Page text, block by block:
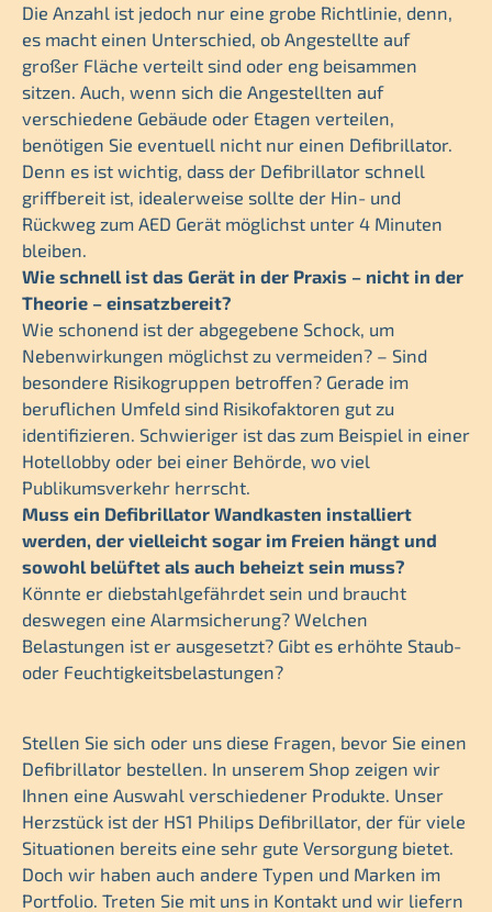
Die Anzahl ist jedoch nur eine grobe Richtlinie, denn,
es macht einen Unterschied, ob Angestellte auf
großer Fläche verteilt sind oder eng beisammen
sitzen. Auch, wenn sich die Angestellten auf
verschiedene Gebäude oder Etagen verteilen,
benötigen Sie eventuell nicht nur einen Defibrillator.
Denn es ist wichtig, dass der Defibrillator schnell
griffbereit ist, idealerweise sollte der Hin- und
Rückweg zum AED Gerät möglichst unter 4 Minuten
bleiben.
Wie schnell ist das Gerät in der Praxis – nicht in der
Theorie – einsatzbereit?
Wie schonend ist der abgegebene Schock, um
Nebenwirkungen möglichst zu vermeiden? – Sind
besondere Risikogruppen betroffen? Gerade im
beruflichen Umfeld sind Risikofaktoren gut zu
identifizieren. Schwieriger ist das zum Beispiel in einer
Hotellobby oder bei einer Behörde, wo viel
Publikumsverkehr herrscht.
Muss ein Defibrillator Wandkasten installiert
werden, der vielleicht sogar im Freien hängt und
sowohl belüftet als auch beheizt sein muss?
Könnte er diebstahlgefährdet sein und braucht
deswegen eine Alarmsicherung? Welchen
Belastungen ist er ausgesetzt? Gibt es erhöhte Staub-
oder Feuchtigkeitsbelastungen?
Stellen Sie sich oder uns diese Fragen, bevor Sie einen
Defibrillator bestellen. In unserem Shop zeigen wir
Ihnen eine Auswahl verschiedener Produkte. Unser
Herzstück ist der HS1 Philips Defibrillator, der für viele
Situationen bereits eine sehr gute Versorgung bietet.
Doch wir haben auch andere Typen und Marken im
Portfolio. Treten Sie mit uns in Kontakt und wir liefern